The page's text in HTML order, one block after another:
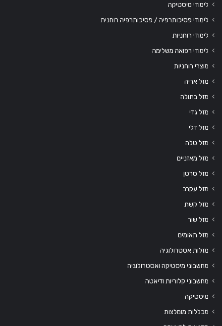
לימודי מיסטיקה
לימודי פסיכותרפיה / פסיכותרפיה רוחנית
לימודי רוחניות
לימודי רפואה משלימה
מוצרי רוחניות
מזל אריה
מזל בתולה
מזל גדי
מזל דלי
מזל טלה
מזל מאזניים
מזל סרטן
מזל עקרב
מזל קשת
מזל שור
מזל תאומים
מזלות אסטרולוגיה
מחשבוני מיסטיקה ואסטרולוגיה
מחשבוני קלוריות ודיאטה
מיסטיקה
מכללות מומלצות